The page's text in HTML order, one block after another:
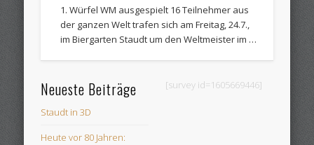
1. Würfel WM ausgespielt 16 Teilnehmer aus
der ganzen Welt trafen sich am Freitag, 24.7.,
im Biergarten Staudt um den Weltmeister im …
Neueste Beiträge
Staudt in 3D
Heute vor 80 Jahren:
[survey id=1605669446]